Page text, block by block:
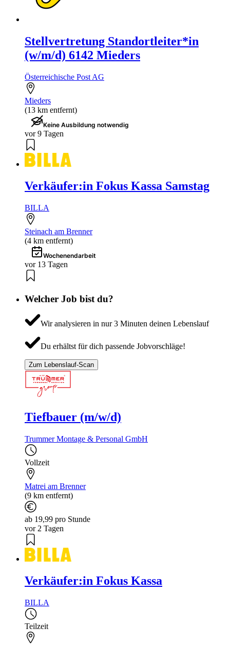
Stellvertretung Standortleiter*in
(w/m/d) 6142 Mieders
Österreichische Post AG
Mieders
(13 km entfernt)
Keine Ausbildung notwendig
vor 9 Tagen
Verkäufer:in Fokus Kassa Samstag
BILLA
Steinach am Brenner
(4 km entfernt)
Wochenendarbeit
vor 13 Tagen
Welcher Job bist du?
Wir analysieren in nur 3 Minuten deinen Lebenslauf
Du erhältst für dich passende Jobvorschläge!
Zum Lebenslauf-Scan
Tiefbauer (m/w/d)
Trummer Montage & Personal GmbH
Vollzeit
Matrei am Brenner
(9 km entfernt)
ab 19,99 pro Stunde
vor 2 Tagen
Verkäufer:in Fokus Kassa
BILLA
Teilzeit